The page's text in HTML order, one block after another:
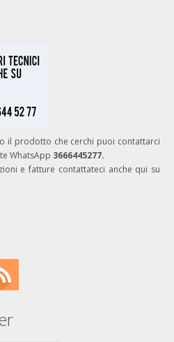
il prodotto che cerchi puoi contattarci
WhatsApp 3666445277.
e fatture contattateci anche qui su